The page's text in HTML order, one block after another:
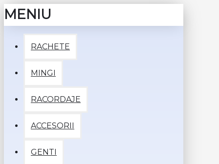
MENIU
RACHETE
MINGI
RACORDAJE
ACCESORII
GENTI